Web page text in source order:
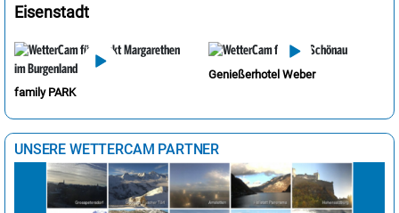
Eisenstadt
family PARK
Genießerhotel Weber
UNSERE WETTERCAM PARTNER